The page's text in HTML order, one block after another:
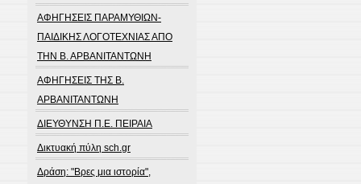
ΑΦΗΓΗΣΕΙΣ ΠΑΡΑΜΥΘΙΩΝ-
ΠΑΙΔΙΚΗΣ ΛΟΓΟΤΕΧΝΙΑΣ ΑΠΟ
ΤΗΝ Β. ΑΡΒΑΝΙΤΑΝΤΩΝΗ
ΑΦΗΓΗΣΕΙΣ ΤΗΣ Β.
ΑΡΒΑΝΙΤΑΝΤΩΝΗ
ΔΙΕΥΘΥΝΣΗ Π.Ε. ΠΕΙΡΑΙΑ
Δικτυακή πύλη sch.gr
Δράση: "Βρες μια ιστορία",